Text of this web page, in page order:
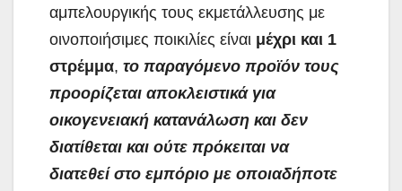
αμπελουργικής τους εκμετάλλευσης με
οινοποιήσιμες ποικιλίες είναι μέχρι και 1
στρέμμα, το παραγόμενο προϊόν τους
προορίζεται αποκλειστικά για
οικογενειακή κατανάλωση και δεν
διατίθεται και ούτε πρόκειται να
διατεθεί στο εμπόριο με οποιαδήποτε